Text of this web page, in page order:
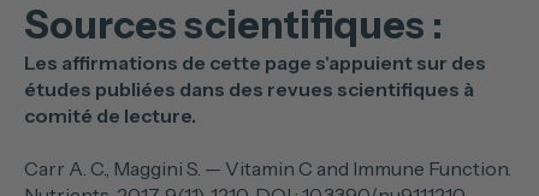
Sources scientifiques :
Les affirmations de cette page s'appuient sur des
études publiées dans des revues scientifiques à
comité de lecture.
Carr A. C., Maggini S. — Vitamin C and Immune Function.